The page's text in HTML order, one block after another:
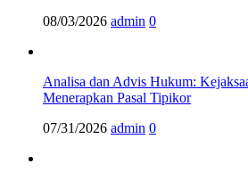
08/03/2026 admin 0
Analisa dan Advis Hukum:
Menerapkan Pasal Tipikor
07/31/2026 admin 0